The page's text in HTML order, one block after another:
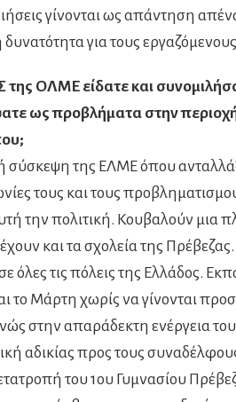
γίνονται ως απάντηση
για τους
της ΟΛΜΕ είδατε και
ως προβλήματα στην
σύσκεψη της ΕΛΜΕ όπου
τους και τους
την πολιτική. Κουβαλούν μια
και τα σχολεία της
όλες τις πόλεις της Ελλάδος.
το Μάρτη χωρίς να γίνονται
στην απαράδεκτη ενέργεια
αδικίας προς τους
του 1ου Γυμνασίου